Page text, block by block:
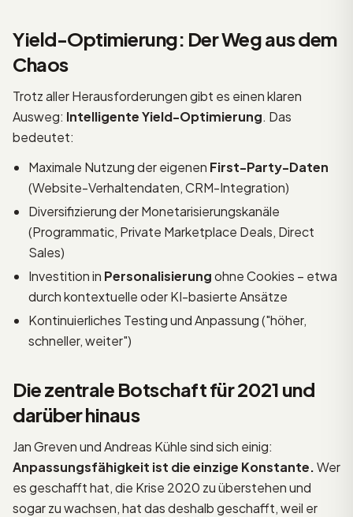
Yield-Optimierung: Der Weg aus dem
Chaos
Trotz aller Herausforderungen gibt es einen klaren
Ausweg: Intelligente Yield-Optimierung. Das
bedeutet:
Maximale Nutzung der eigenen First-Party-Daten
(Website-Verhaltendaten, CRM-Integration)
Diversifizierung der Monetarisierungskanäle
(Programmatic, Private Marketplace Deals, Direct
Sales)
Investition in Personalisierungohne Cookies – etwa
durch kontextuelle oder KI-basierte Ansätze
Kontinuierliches Testing und Anpassung ("höher,
schneller, weiter")
Die zentrale Botschaft für 2021 und
darüber hinaus
Jan Greven und Andreas Kühle sind sich einig:
Anpassungsfähigkeit ist die einzige Konstante.Wer
es geschafft hat, die Krise 2020 zu überstehen und
sogar zu wachsen, hat das deshalb geschafft, weil er